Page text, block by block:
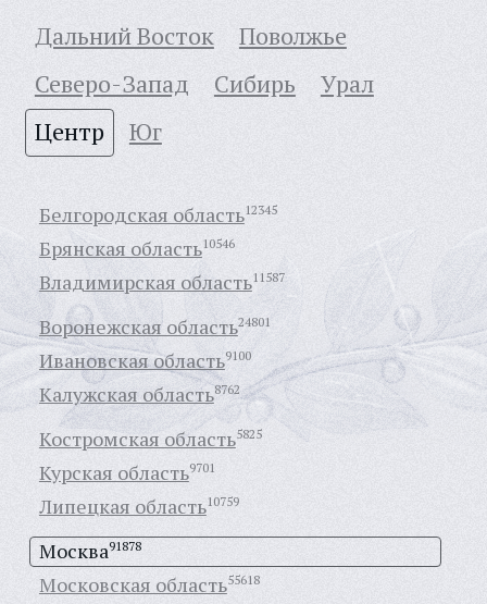
Дальний Восток
Поволжье
Северо-Запад
Сибирь
Урал
Центр
Юг
Белгородская область12345
Брянская область10546
Владимирская область11587
Воронежская область24801
Ивановская область9100
Калужская область8762
Костромская область5825
Курская область9701
Липецкая область10759
Москва91878
Московская область55618